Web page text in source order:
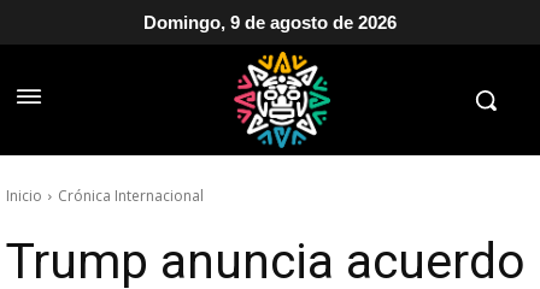
Domingo, 9 de agosto de 2026
Inicio Crónica Internacional
Trump anuncia acuerdo